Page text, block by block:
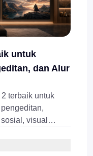
untuk
dan Alur
terbaik untuk
visual
online